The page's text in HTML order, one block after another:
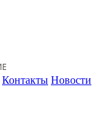
Контакты Новости